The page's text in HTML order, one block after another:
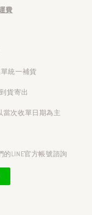
費
統一補貨
貨寄出
當次收單日期為主
LINE官方帳號諮詢